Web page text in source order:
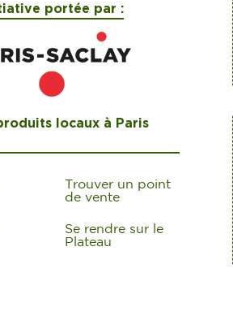
portée par :
locaux à Paris
Trouver un point
de vente
Se rendre sur le
Plateau